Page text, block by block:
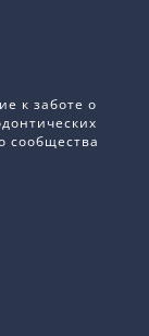
к заботе о
сообщества